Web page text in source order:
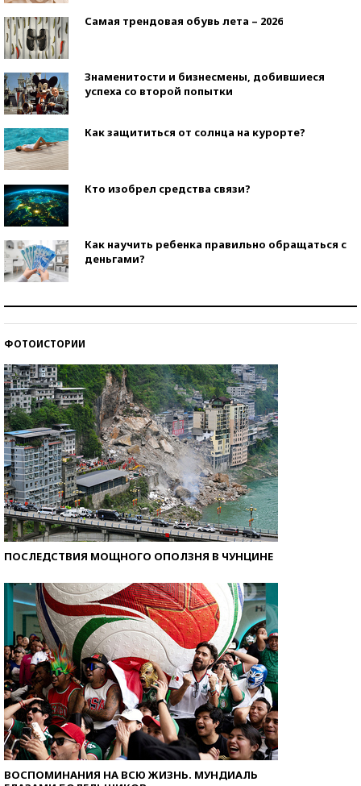
Самая трендовая обувь лета – 2026
Знаменитости и бизнесмены, добившиеся
успеха со второй попытки
Как защититься от солнца на курорте?
Кто изобрел средства связи?
Как научить ребенка правильно обращаться с
деньгами?
ФОТОИСТОРИИ
ПОСЛЕДСТВИЯ МОЩНОГО ОПОЛЗНЯ В ЧУНЦИНЕ
ВОСПОМИНАНИЯ НА ВСЮ ЖИЗНЬ. МУНДИАЛЬ